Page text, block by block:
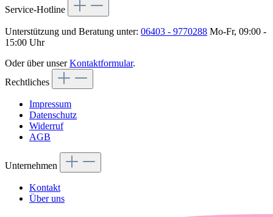
Service-Hotline
Unterstützung und Beratung unter: 06403 - 9770288 Mo-Fr, 09:00 -
15:00 Uhr
Oder über unserKontaktformular.
Rechtliches
Impressum
Datenschutz
Widerruf
AGB
Unternehmen
Kontakt
Über uns